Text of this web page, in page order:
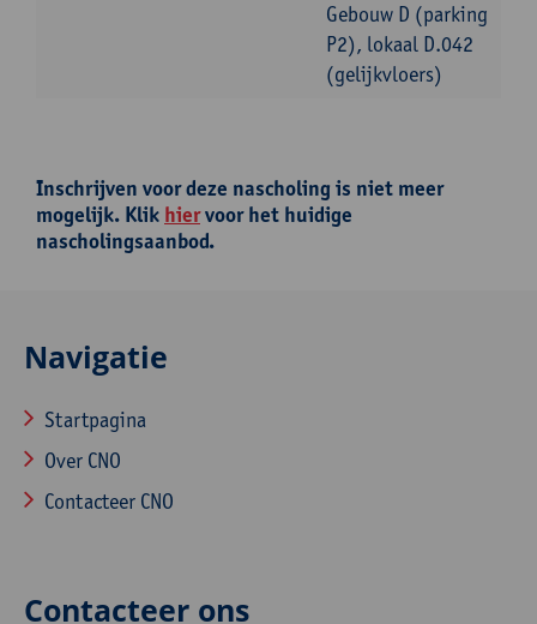
Gebouw D (parking
P2), lokaal D.042
(gelijkvloers)
Inschrijven voor deze nascholing is niet meer
mogelijk. Klik hiervoor het huidige
nascholingsaanbod.
Navigatie
Startpagina
Over CNO
Contacteer CNO
Contacteer ons